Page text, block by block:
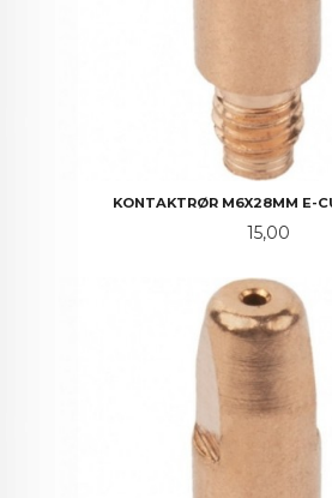
KONTAKTRØR M6X28MM E-
Pris
15,00